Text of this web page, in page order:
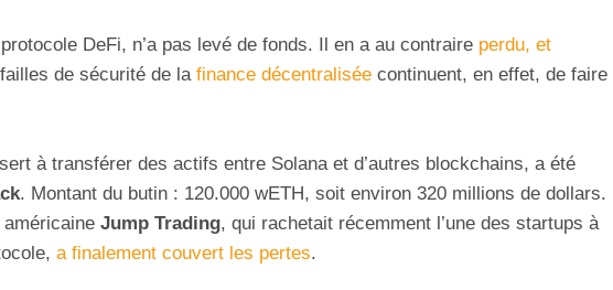
DeFi, n’a pas levé de fonds. Il en a au contraire perdu, et
de sécurité de la finance décentralisée continuent, en effet, de faire
à transférer des actifs entre Solana et d’autres blockchains, a été
. Montant du butin : 120.000 wETH, soit environ 320 millions de dollars.
Jump Trading, qui rachetait récemment l’une des startups à
a finalement couvert les pertes.